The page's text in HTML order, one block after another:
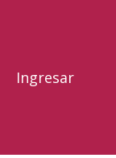
Ingresar